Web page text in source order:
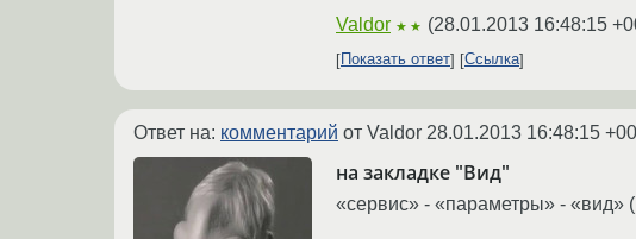
Valdor ★★ (28.01.2013 16:48:15
Показать ответ
Ссылка
Ответ на: комментарий от Valdor 28.01.2013 16:48:15
на закладке "Вид"
«сервис» - «параметры» - «вид»